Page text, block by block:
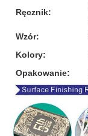
Ręcznik:
Wzór:
Kolory:
Opakowanie: